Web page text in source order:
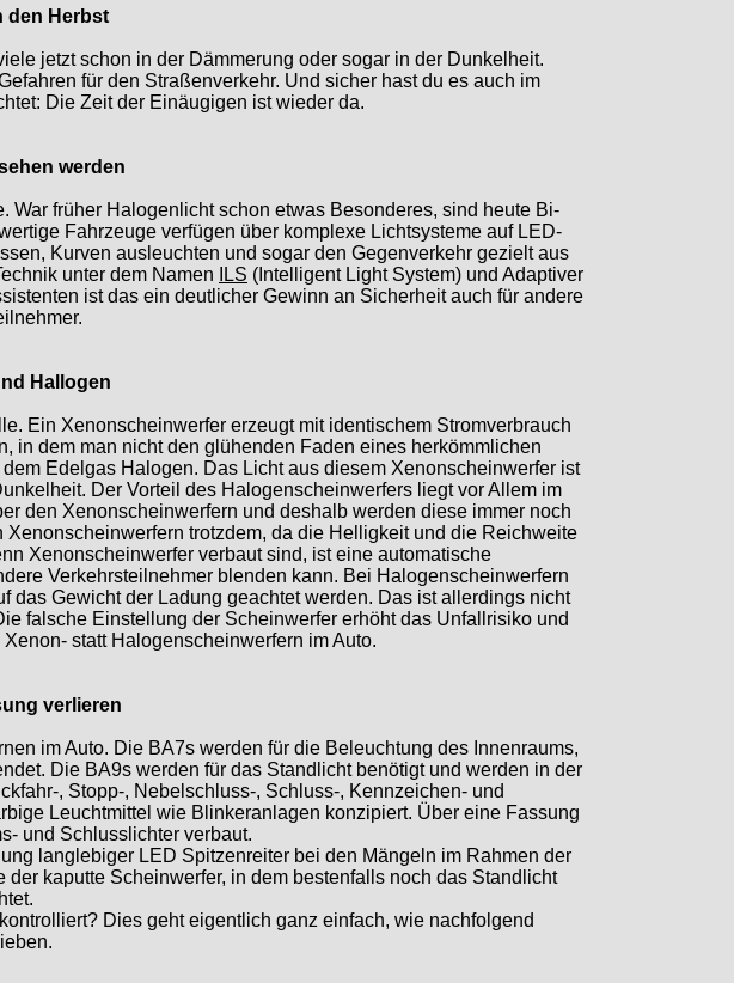
den Herbst
jetzt schon in der Dämmerung oder sogar in der Dunkelheit.
für den Straßenverkehr. Und sicher hast du es auch im
Die Zeit der Einäugigen ist wieder da.
werden
früher Halogenlicht schon etwas Besonderes, sind heute Bi-
Fahrzeuge verfügen über komplexe Lichtsysteme auf LED-
Kurven ausleuchten und sogar den Gegenverkehr gezielt aus
unter dem Namen
ILS (Intelligent Light System) und Adaptiver
ist das ein deutlicher Gewinn an Sicherheit auch für andere
Hallogen
Ein Xenonscheinwerfer erzeugt mit identischem Stromverbrauch
in dem man nicht den glühenden Faden eines herkömmlichen
Edelgas Halogen. Das Licht aus diesem Xenonscheinwerfer ist
Der Vorteil des Halogenscheinwerfers liegt vor Allem im
den Xenonscheinwerfern und deshalb werden diese immer noch
Xenonscheinwerfern trotzdem, da die Helligkeit und die Reichweite
Xenonscheinwerfer verbaut sind, ist eine automatische
Verkehrsteilnehmer blenden kann. Bei Halogenscheinwerfern
Gewicht der Ladung geachtet werden. Das ist allerdings nicht
falsche Einstellung der Scheinwerfer erhöht das Unfallrisiko und
statt Halogenscheinwerfern im Auto.
verlieren
im Auto. Die BA7s werden für die Beleuchtung des Innenraums,
Die BA9s werden für das Standlicht benötigt und werden in der
, Stopp-, Nebelschluss-, Schluss-, Kennzeichen- und
Leuchtmittel wie Blinkeranlagen konzipiert. Über eine Fassung
und Schlusslichter verbaut.
langlebiger LED Spitzenreiter bei den Mängeln im Rahmen der
kaputte Scheinwerfer, in dem bestenfalls noch das Standlicht
Dies geht eigentlich ganz einfach, wie nachfolgend